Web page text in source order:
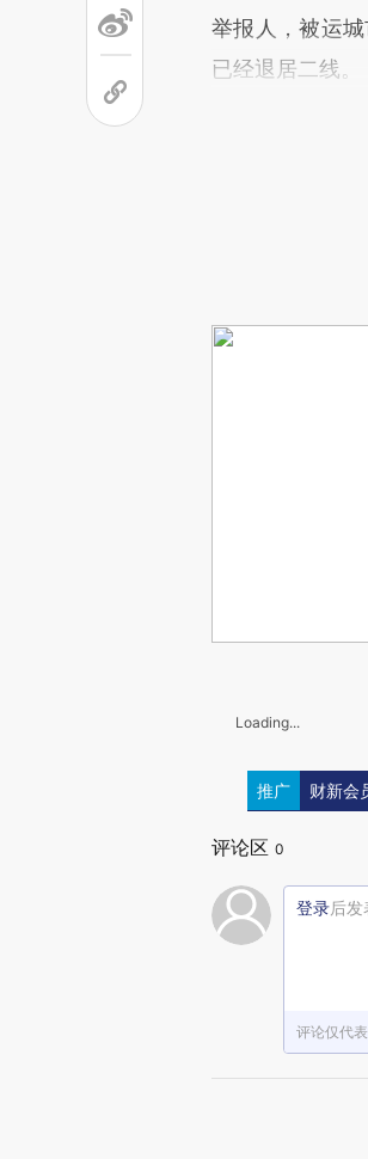
举报人，被运
已经退居二线。
Loading...
推广 财新会
评论区 0
登录后
评论仅代